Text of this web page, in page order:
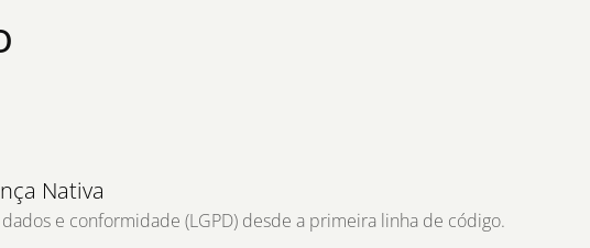
Nativa
e conformidade (LGPD) desde a primeira linha de código.